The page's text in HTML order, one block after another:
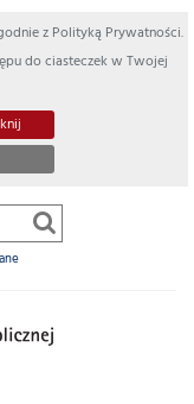
z Polityką Prywatności.
do ciasteczek w Twojej